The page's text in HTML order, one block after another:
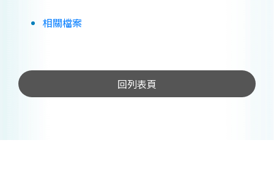
相關檔案
回列表頁